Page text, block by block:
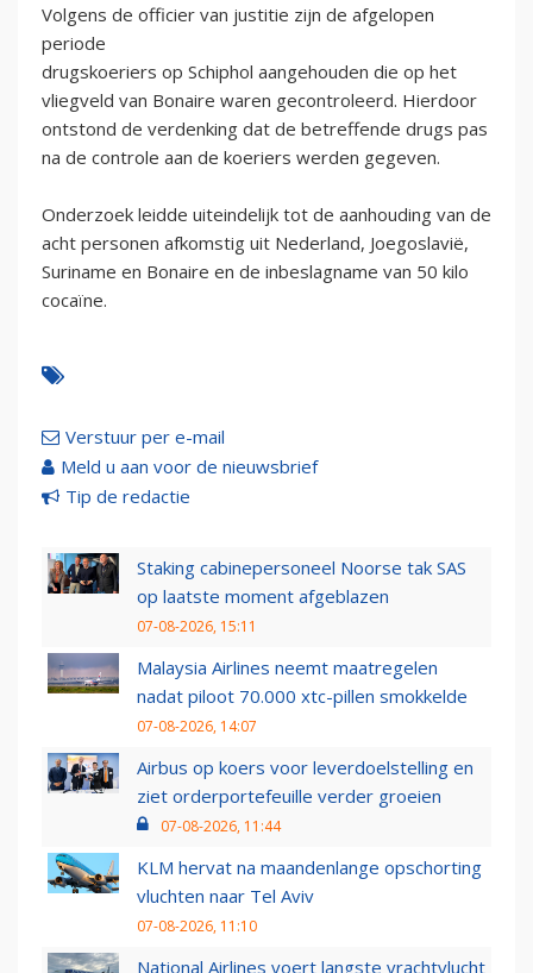
Volgens de officier van justitie zijn de afgelopen
periode
drugskoeriers op Schiphol aangehouden die op het
vliegveld van Bonaire waren gecontroleerd. Hierdoor
ontstond de verdenking dat de betreffende drugs pas
na de controle aan de koeriers werden gegeven.
Onderzoek leidde uiteindelijk tot de aanhouding van de
acht personen afkomstig uit Nederland, Joegoslavië,
Suriname en Bonaire en de inbeslagname van 50 kilo
cocaïne.
Verstuur per e-mail
Meld u aan voor de nieuwsbrief
Tip de redactie
Staking cabinepersoneel Noorse tak SAS
op laatste moment afgeblazen
07-08-2026, 15:11
Malaysia Airlines neemt maatregelen
nadat piloot 70.000 xtc-pillen smokkelde
07-08-2026, 14:07
Airbus op koers voor leverdoelstelling en
ziet orderportefeuille verder groeien
07-08-2026, 11:44
KLM hervat na maandenlange opschorting
vluchten naar Tel Aviv
07-08-2026, 11:10
National Airlines voert langste vrachtvlucht